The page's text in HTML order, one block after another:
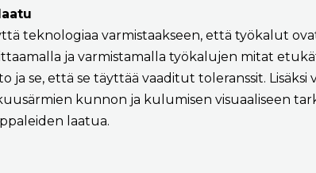
teknologiaa varmistaakseen, että työkalut
ja varmistamalla työkalujen mitat
se, että se täyttää vaaditut toleranssit. Lisäksi
kunnon ja kulumisen visuaaliseen
laatua.